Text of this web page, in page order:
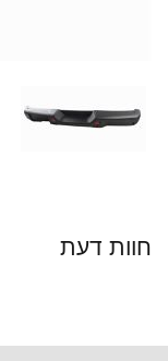
חוות דעת